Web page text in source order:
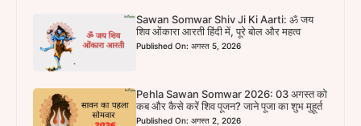
Sawan Somwar Shiv Ji Ki Aarti: ॐ जय
शिव ओंकारा आरती हिंदी में, पूरे बोल और महत्व
Published On: अगस्त 5, 2026
Pehla Sawan Somwar 2026: 03 अगस्त को
कब और कैसे करें शिव पूजन? जाने पूजा का शुभ मुहूर्त
Published On: अगस्त 2, 2026